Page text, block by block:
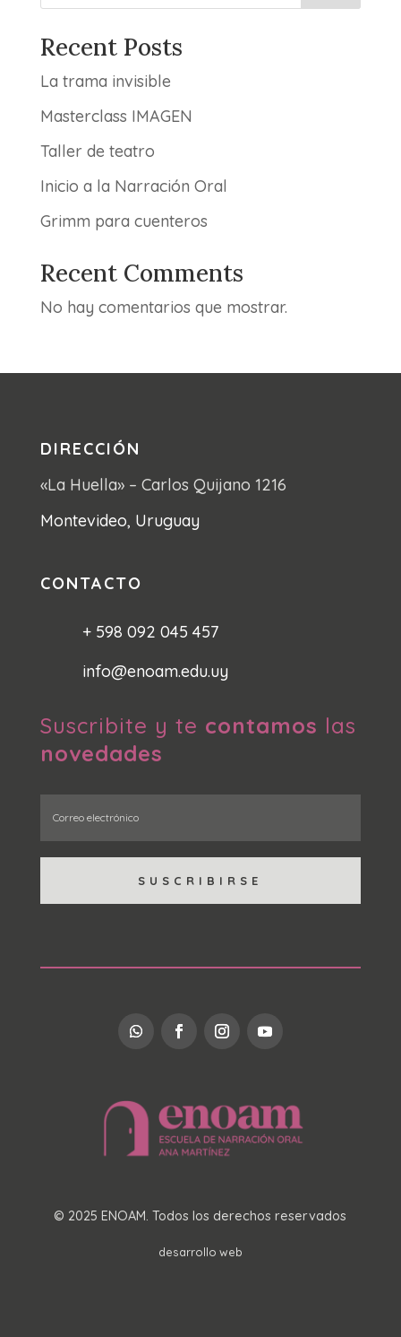
Recent Posts
La trama invisible
Masterclass IMAGEN
Taller de teatro
Inicio a la Narración Oral
Grimm para cuenteros
Recent Comments
No hay comentarios que mostrar.
DIRECCIÓN
«La Huella» – Carlos Quijano 1216
Montevideo, Uruguay
CONTACTO
+ 598 092 045 457
info@enoam.edu.uy
Suscribite y te contamos las
novedades
SUSCRIBIRSE
© 2025 ENOAM. Todos los derechos reservados
desarrollo web